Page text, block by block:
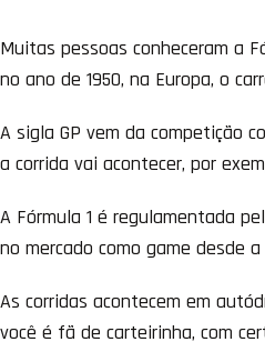
Muitas pessoas conheceram a
no ano de 1950, na Europa, o
A sigla GP vem da competição
a corrida vai acontecer, por
A Fórmula 1 é regulamentada
no mercado como game desde
As corridas acontecem em
você é fã de carteirinha, com